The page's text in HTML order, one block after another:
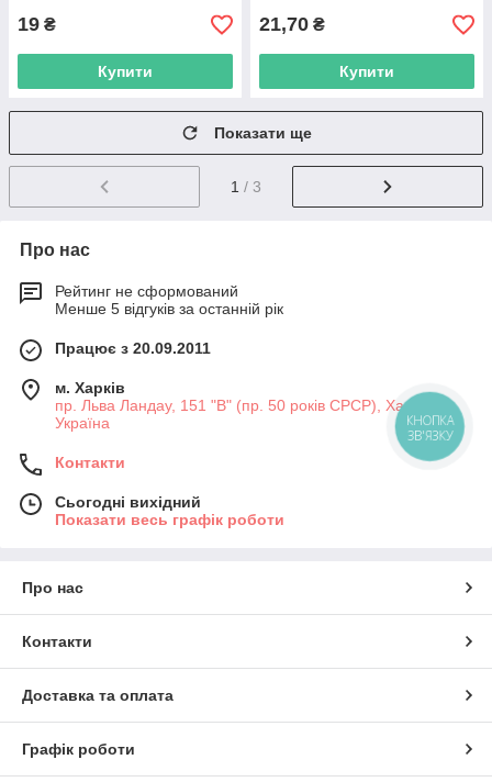
19 ₴
Купити
21,70 ₴
Купити
Показати ще
1 / 3
Про нас
Рейтинг не сформований
Менше 5 відгуків за останній рік
Працює з 20.09.2011
м. Харків
пр. Льва Ландау, 151 "В" (пр. 50 років СРСР), Харків,
Україна
Контакти
Сьогодні вихідний
Показати весь графік роботи
Про нас
Контакти
Доставка та оплата
Графік роботи
КНОПКА
ЗВ'ЯЗКУ